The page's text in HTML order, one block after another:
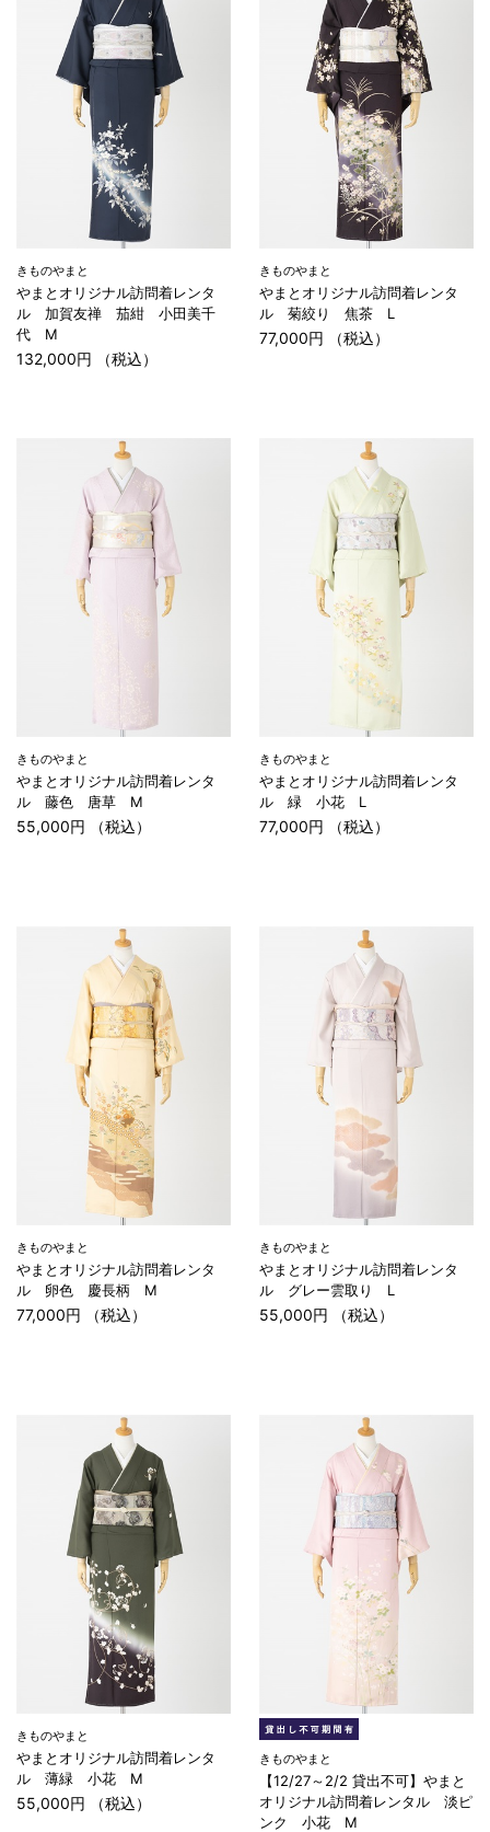
きものやまと
やまとオリジナル訪問着レンタ
ル 加賀友禅 茄紺 小田美千
代 M
132,000円 （税込）
きものやまと
やまとオリジナル訪問着レンタ
ル 菊絞り 焦茶 L
77,000円 （税込）
きものやまと
やまとオリジナル訪問着レンタ
ル 藤色 唐草 M
55,000円 （税込）
きものやまと
やまとオリジナル訪問着レンタ
ル 緑 小花 L
77,000円 （税込）
きものやまと
やまとオリジナル訪問着レンタ
ル 卵色 慶長柄 M
77,000円 （税込）
きものやまと
やまとオリジナル訪問着レンタ
ル グレー雲取り L
55,000円 （税込）
きものやまと
やまとオリジナル訪問着レンタ
ル 薄緑 小花 M
55,000円 （税込）
きものやまと
【12/27～2/2 貸出不可】やまと
オリジナル訪問着レンタル 淡ピ
ンク 小花 M